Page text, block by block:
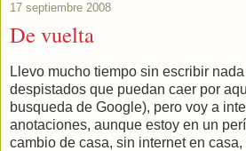
17 septiembre 2008
De vuelta
Llevo mucho tiempo sin escribir
despistados que puedan caer por
busqueda de Google), pero voy a
anotaciones, aunque estoy en un
cambio de casa, sin internet en